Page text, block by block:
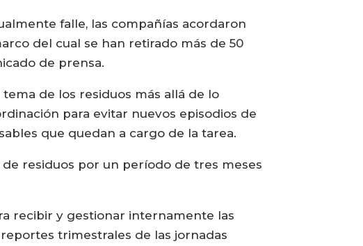
falle, las compañías acordaron
del cual se han retirado más de 50
de prensa.
de los residuos más allá de lo
para evitar nuevos episodios de
que quedan a cargo de la tarea.
residuos por un período de tres meses
recibir y gestionar internamente las
trimestrales de las jornadas